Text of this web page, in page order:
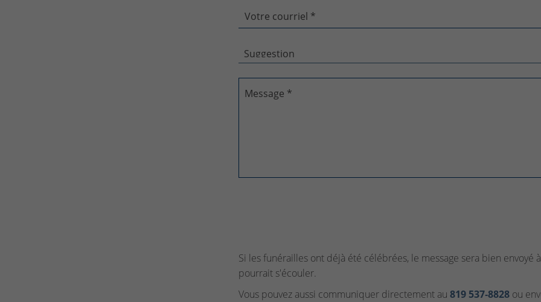
Votre courriel *
Message *
Si les funérailles ont déjà été célébrées, le message sera bien envoyé
pourrait s'écouler.
Vous pouvez aussi communiquer directement au 819 537‑8828ou